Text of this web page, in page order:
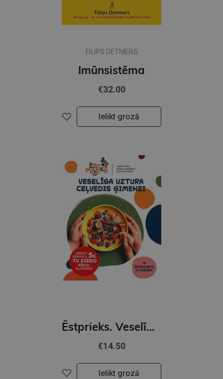
FILIPS DETMERS
Imūnsistēma
€32.00
Ielikt grozā
Ēstprieks. Veselīga uztura ceļvedis ģimenei
€14.50
Ielikt grozā